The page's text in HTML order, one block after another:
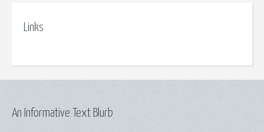
Links
An Informative Text Blurb